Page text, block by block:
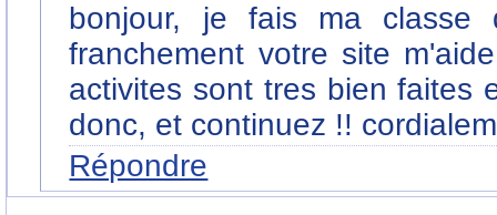
bonjour, je fais ma classe
franchement votre site
activites sont tres bien faites
donc, et continuez !!
Répondre